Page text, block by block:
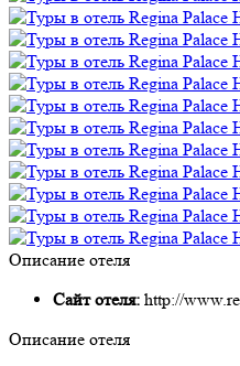
Описание отеля
Сайт отеля: http://
Описание отеля